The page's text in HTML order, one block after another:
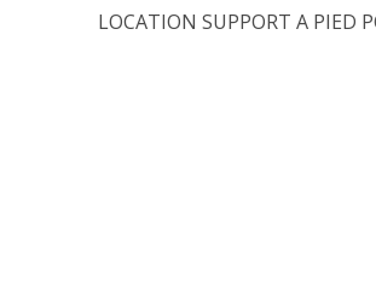
LOCATION SUPPORT A PIED